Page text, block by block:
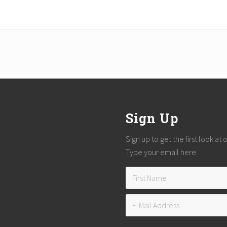
Sign Up
Sign up to get the first look at
Type your email here: